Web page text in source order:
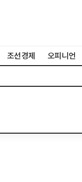
조선경제 오피니언